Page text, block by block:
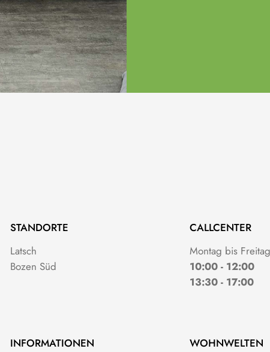
STANDORTE
Latsch
Bozen Süd
CALLCENTER
Montag bis Freitag
10:00 - 12:00
13:30 - 17:00
INFORMATIONEN
WOHNWELTEN